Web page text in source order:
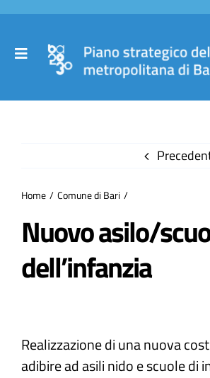
Salta
contenuto
Toggle
Partecipa
Atti e Docunenti
Home Comune di Bari
Nuovo asilo/
dell’infanzia
Realizzazione di una nuova
adibire ad asili nido e scuole di